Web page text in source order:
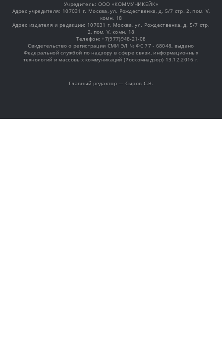
Учредитель: OOO «КОММУНИКЕЙК»
Адрес учредителя: 107031 г. Москва, ул. Рождественка, д. 5/7 стр. 2, пом. V,
комн. 18
Адрес издателя и редакции: 107031 г. Москва, ул. Рождественка, д. 5/7 стр.
2, пом. V, комн. 18
Телефон: +7(977)948-21-08
Свидетельство о регистрации СМИ ЭЛ № ФС 77 - 68048, выдано
Федеральной службой по надзору в сфере связи, информационных
технологий и массовых коммуникаций (Роскомнадзор) 13.12.2016 г.
Главный редактор — Сыров С.В.